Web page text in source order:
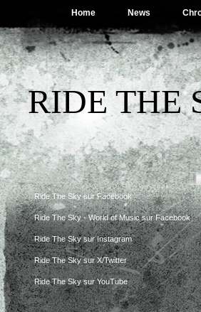
Home News
RIDE THE
Ride The Sky sur Facebook
Ride The Sky - World of Music sur Facebook
Ride The Sky sur Instagram
Ride The Sky sur X/Twitter
Ride The Sky sur YouTube